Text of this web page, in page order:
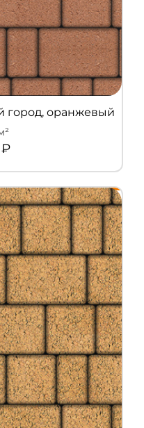
город, оранжевый
₽